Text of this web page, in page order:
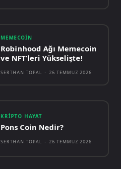
MEMECOIN
Robinhood Ağı Memecoin
ve NFT’leri Yükselişte!
SERTHAN TOPAL - 26 TEMMUZ 2026
KRIPTO HAYAT
Pons Coin Nedir?
SERTHAN TOPAL - 26 TEMMUZ 2026